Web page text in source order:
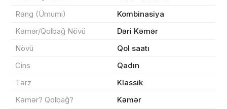
Rəng (Ümumi)
Kombinasiya
Kəmər/Qolbağ Növü
Dəri Kəmər
Növü
Qol saatı
Cins
Qadın
Tərz
Klassik
Kəmər? Qolbağ?
Kəmər